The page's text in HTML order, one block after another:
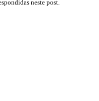
neste post.